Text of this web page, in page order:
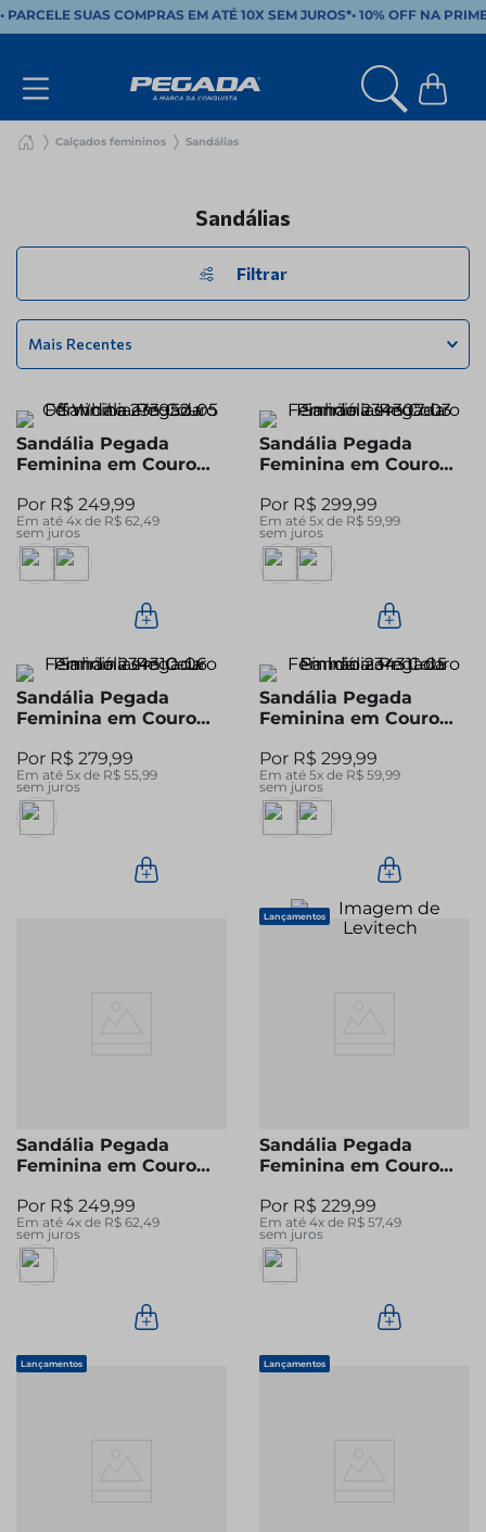
• PARCELE SUAS COMPRAS EM ATÉ 10X SEM JUROS*• 10% OFF NA
Calçados femininos Sandálias
Sandálias
Filtrar
Mais Recentes
Sandália Pegada
Feminina em Couro
R$ 249,99
Em até 4x de R$ 62,49
sem juros
Sandália Pegada
Feminina em Couro
R$ 299,99
Em até 5x de R$ 59,99
sem juros
Sandália Pegada
Feminina em Couro
R$ 279,99
Em até 5x de R$ 55,99
sem juros
Sandália Pegada
Feminina em Couro
R$ 299,99
Em até 5x de R$ 59,99
sem juros
Sandália Pegada
Feminina em Couro
R$ 249,99
Em até 4x de R$ 62,49
sem juros
Lançamentos
Sandália Pegada
Feminina em Couro
R$ 229,99
Em até 4x de R$ 57,49
sem juros
Lançamentos Lançamentos